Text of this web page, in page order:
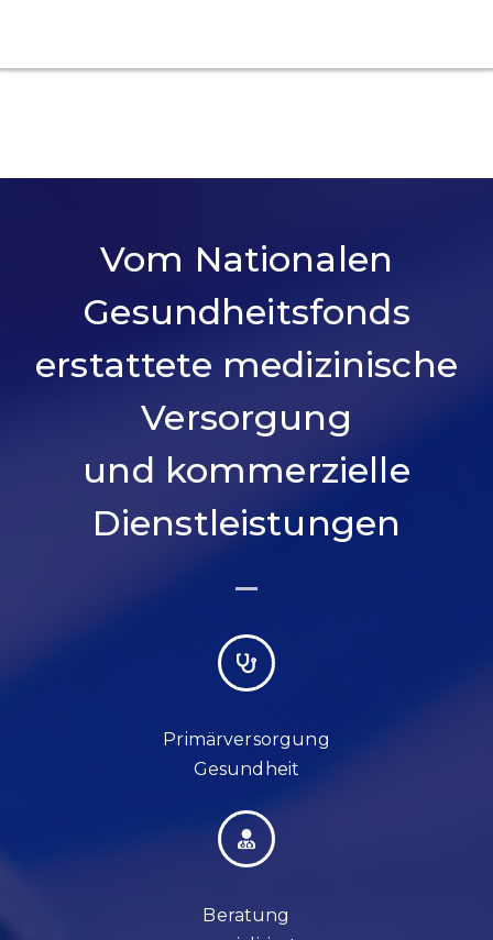
Vom Nationalen
Gesundheitsfonds
erstattete medizinische
Versorgung
und kommerzielle
Dienstleistungen
Primärversorgung
Gesundheit
Beratung